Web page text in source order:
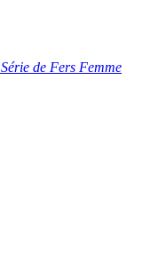
Série de Fers Femme